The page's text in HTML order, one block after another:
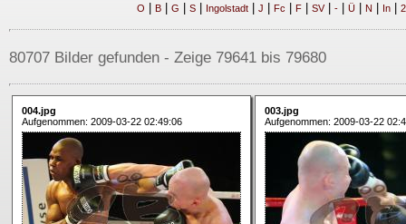
O B| G S| Ingolstadt| J Fc F| SV| -| Ü| N In| 2
80707 Bilder gefunden - Zeige 79641 bis 79680
004.jpg
Aufgenommen: 2009-03-22 02:49:06
003.jpg
Aufgenommen: 2009-03-22